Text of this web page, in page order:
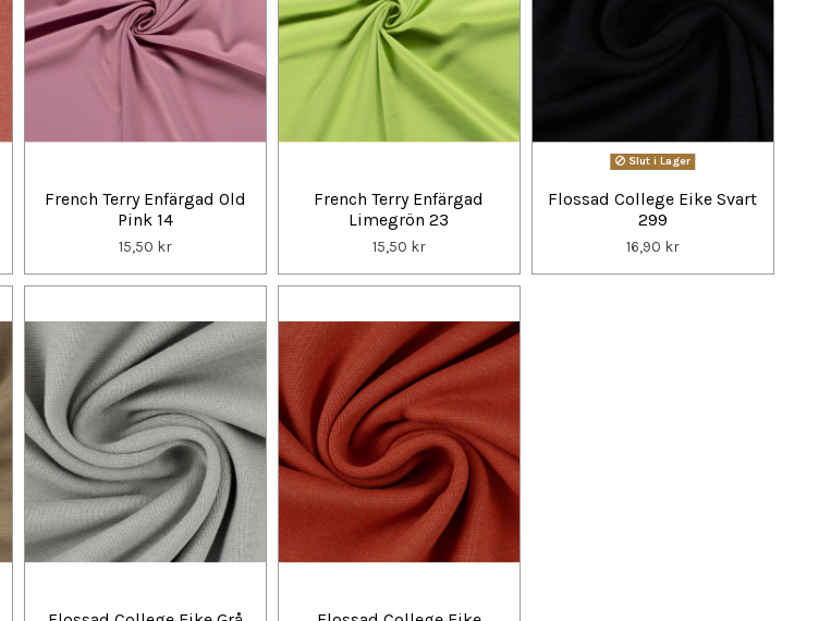
French Terry Enfärgad Old
Pink 14
15,50 kr
French Terry Enfärgad
Limegrön 23
15,50 kr
Slut i Lager
Flossad College Eike Svart
299
16,90 kr